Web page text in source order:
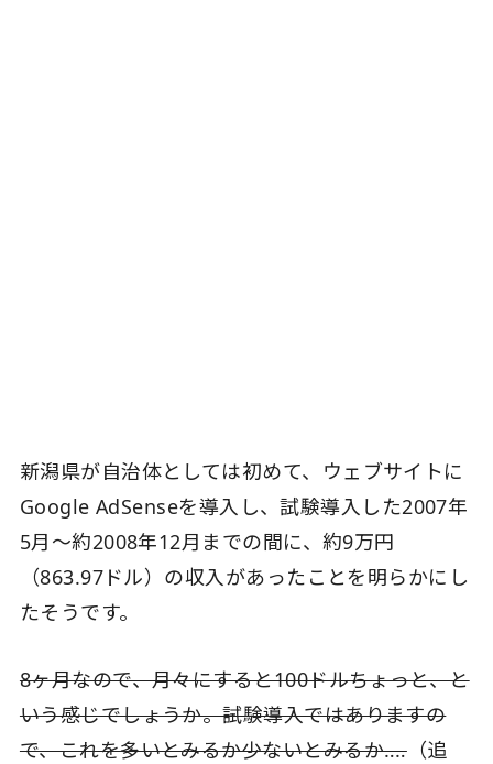
新潟県が自治体としては初めて、ウェブサイトに
Google AdSenseを導入し、試験導入した2007年
5月〜約2008年12月までの間に、約9万円
（863.97ドル）の収入があったことを明らかにし
たそうです。
8ヶ月なので、月々にすると100ドルちょっと、と
いう感じでしょうか。試験導入ではありますの
で、これを多いとみるか少ないとみるか‥‥（追